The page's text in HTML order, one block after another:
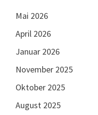
Mai 2026
April 2026
Januar 2026
November 2025
Oktober 2025
August 2025